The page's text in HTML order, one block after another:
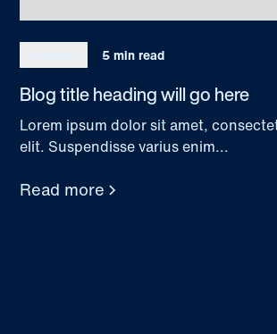
5 min read
Blog title heading will go here
Lorem ipsum dolor sit amet,
elit. Suspendisse varius enim...
Read more